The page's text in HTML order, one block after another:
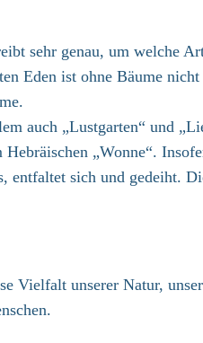
sehr genau, um welche
Eden ist ohne Bäume
auch „Lustgarten“ und
Hebräischen „Wonne“.
entfaltet sich und gedeiht.
Vielfalt unserer Natur,